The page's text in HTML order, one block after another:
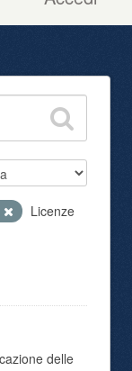
Licenze
delle